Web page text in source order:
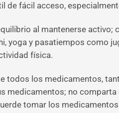
de fácil acceso,
al mantenerse
yoga y pasatiempos como
física.
todos los medicamentos,
medicamentos; no
tomar los